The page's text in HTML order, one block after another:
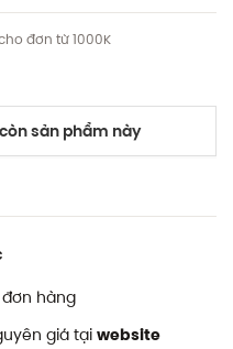
đơn từ 1000K
sản phẩm này
hàng
giá tại website